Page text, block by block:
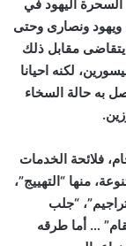
السحرة اليهود في
ويهود ونصارى وحتى
يتقاضى مقابل ذلك
لكنه احيانا
به حالة السخاء
فلائحة الخدمات
منها “التهييج”،
“جلب
… أما طرقه